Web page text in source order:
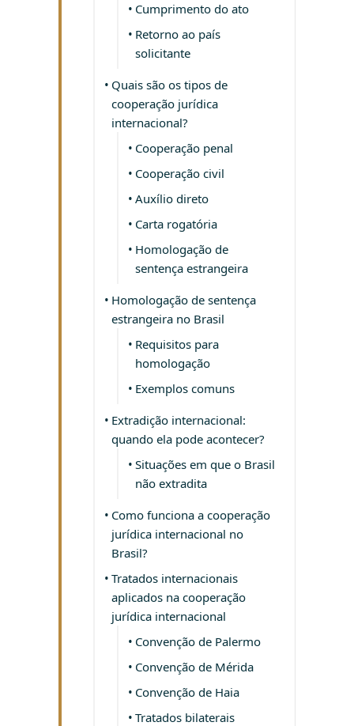
Cumprimento do ato
Retorno ao país
solicitante
Quais são os tipos de
cooperação jurídica
internacional?
Cooperação penal
Cooperação civil
Auxílio direto
Carta rogatória
Homologação de
sentença estrangeira
Homologação de sentença
estrangeira no Brasil
Requisitos para
homologação
Exemplos comuns
Extradição internacional:
quando ela pode acontecer?
Situações em que o Brasil
não extradita
Como funciona a cooperação
jurídica internacional no
Brasil?
Tratados internacionais
aplicados na cooperação
jurídica internacional
Convenção de Palermo
Convenção de Mérida
Convenção de Haia
Tratados bilaterais